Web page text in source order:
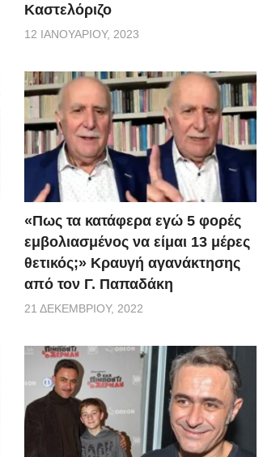
Καστελόριζο
12 ΙΑΝΟΥΑΡΊΟΥ, 2023
«Πως τα κατάφερα εγώ 5 φορές
εμβoλιασμένος να είμαι 13 μέρες
θετικός;» Κραυγή αγανάκτησης
από τον Γ. Παπαδάκη
21 ΔΕΚΕΜΒΡΊΟΥ, 2022